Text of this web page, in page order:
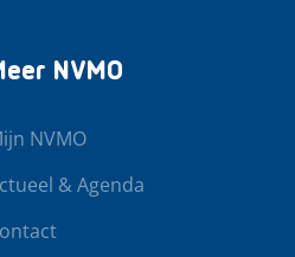
NVMO
NVMO
& Agenda